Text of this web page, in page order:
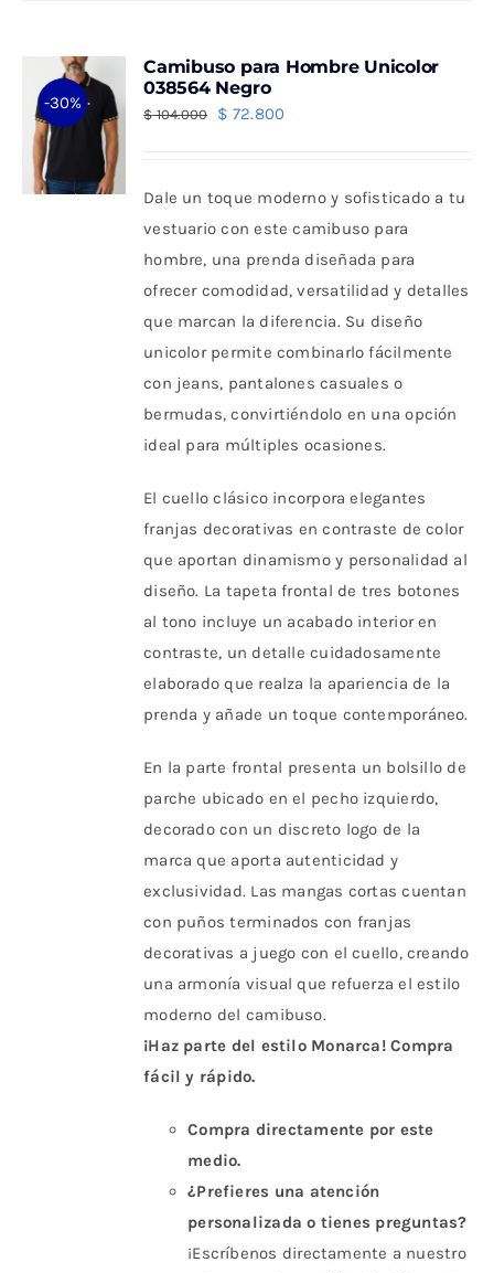
Las
opciones
elegir
en
la
página
de
producto
-30%
Camibuso para Hombre Unicolor
038564 Negro
$104.000
El
era:
$ 104.000.
$ 72.800
es:
$ 72.800.
Dale un toque moderno y sofisticado a tu
vestuario con este camibuso para
hombre, una prenda diseñada para
ofrecer comodidad, versatilidad y detalles
que marcan la diferencia. Su diseño
unicolor permite combinarlo fácilmente
con jeans, pantalones casuales o
bermudas, convirtiéndolo en una opción
ideal para múltiples ocasiones.
El cuello clásico incorpora elegantes
franjas decorativas en contraste de color
que aportan dinamismo y personalidad al
diseño. La tapeta frontal de tres botones
al tono incluye un acabado interior en
contraste, un detalle cuidadosamente
elaborado que realza la apariencia de la
prenda y añade un toque contemporáneo.
En la parte frontal presenta un bolsillo de
parche ubicado en el pecho izquierdo,
decorado con un discreto logo de la
marca que aporta autenticidad y
exclusividad. Las mangas cortas cuentan
con puños terminados con franjas
decorativas a juego con el cuello, creando
una armonía visual que refuerza el estilo
moderno del camibuso.
¡Haz parte del estilo Monarca! Compra
fácil y rápido.
Compra directamente por este
medio.
¿Prefieres una atención
personalizada o tienes preguntas?
¡Escríbenos directamente a nuestro